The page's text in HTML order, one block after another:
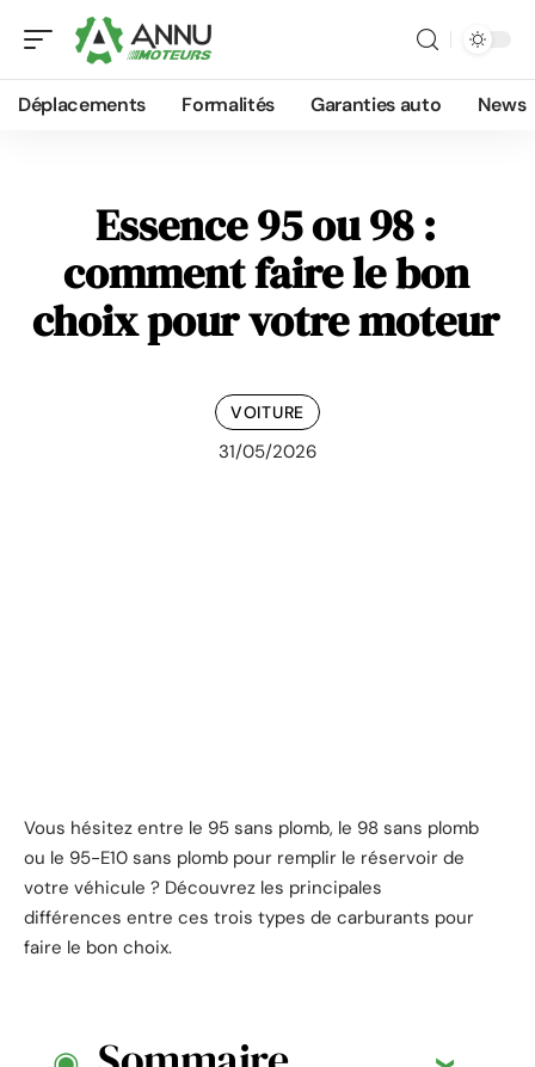
Déplacements Formalités Garanties auto News
Essence 95 ou 98 :
comment faire le bon
choix pour votre moteur
VOITURE
31/05/2026
Vous hésitez entre le 95 sans plomb, le 98 sans plomb
ou le 95-E10 sans plomb pour remplir le réservoir de
votre véhicule ? Découvrez les principales
différences entre ces trois types de carburants pour
faire le bon choix.